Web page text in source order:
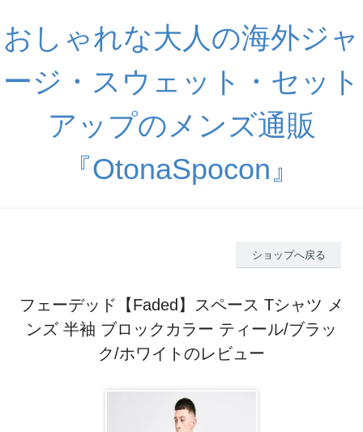
おしゃれな大人の海外ジャ
ージ・スウェット・セット
アップのメンズ通販
『OtonaSpocon』
ショップへ戻る
フェーデッド【Faded】スペース Tシャツ メ
ンズ 半袖 ブロックカラー ティール/ブラッ
ク/ホワイトのレビュー